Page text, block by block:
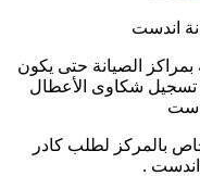
اندست
الصيانة حتى يكون
تسجيل شكاوى الأعطال
بالمركز لطلب كادر
.